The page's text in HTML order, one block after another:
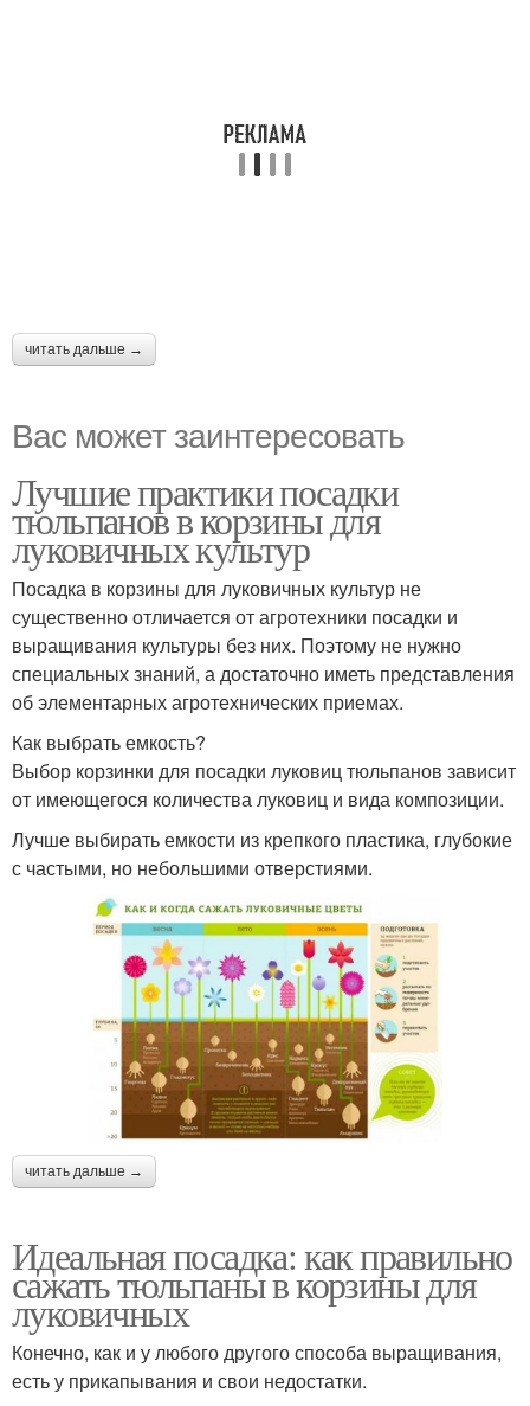
читать дальше →
Вас может заинтересовать
Лучшие практики посадки
тюльпанов в корзины для
луковичных культур
Посадка в корзины для луковичных культур не
существенно отличается от агротехники посадки и
выращивания культуры без них. Поэтому не нужно
специальных знаний, а достаточно иметь представления
об элементарных агротехнических приемах.
Как выбрать емкость?
Выбор корзинки для посадки луковиц тюльпанов зависит
от имеющегося количества луковиц и вида композиции.
Лучше выбирать емкости из крепкого пластика, глубокие
с частыми, но небольшими отверстиями.
читать дальше →
Идеальная посадка: как правильно
сажать тюльпаны в корзины для
луковичных
Конечно, как и у любого другого способа выращивания,
есть у прикапывания и свои недостатки.